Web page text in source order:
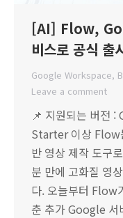
[AI] Flow,
비스로 공식 출
Google Workspace,
Leave a comment
📌 지원되는 버전
Starter 이상 Flow
반 영상 제작 도구
분 만에 고화질 영
다. 오늘부터 Flow
춘 추가 Google 서